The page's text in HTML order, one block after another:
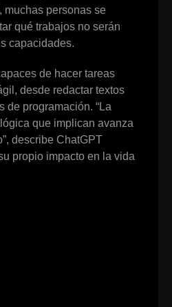
muchas personas se
qué trabajos no serán
capacidades.
de hacer tareas
desde redactar textos
de programación. “La
que implican avanza
describe ChatGPT
propio impacto en la vida